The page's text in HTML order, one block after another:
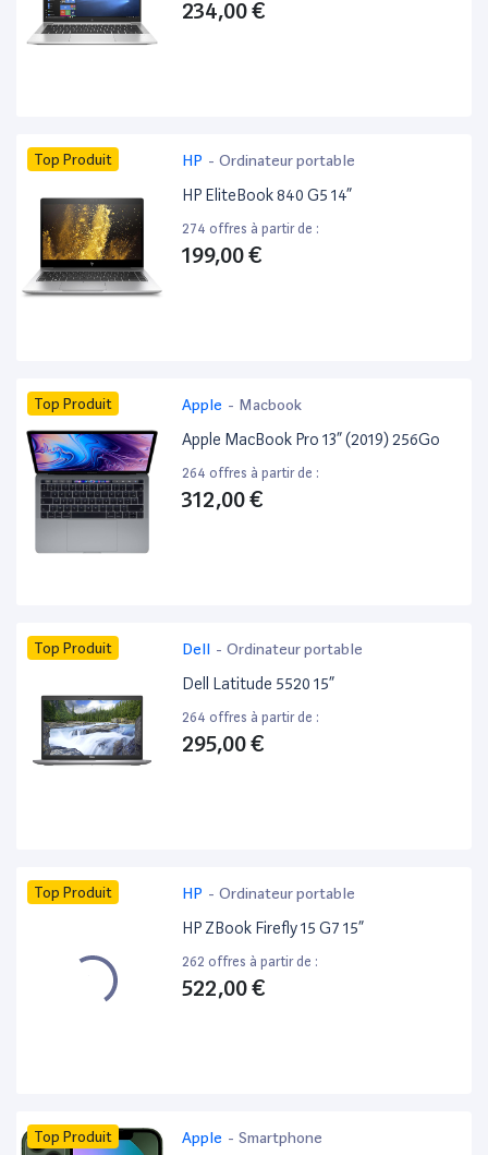
234,00 €
Top Produit HP - Ordinateur portable
HP EliteBook 840 G5 14”
274 offres à partir de :
199,00 €
Top Produit Apple - Macbook
Apple MacBook Pro 13” (2019) 256Go
264 offres à partir de :
312,00 €
Top Produit Dell - Ordinateur portable
Dell Latitude 5520 15”
264 offres à partir de :
295,00 €
Top Produit HP - Ordinateur portable
HP ZBook Firefly 15 G7 15”
262 offres à partir de :
522,00 €
Top Produit Apple - Smartphone